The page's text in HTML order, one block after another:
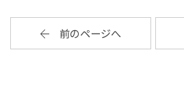
前のページへ